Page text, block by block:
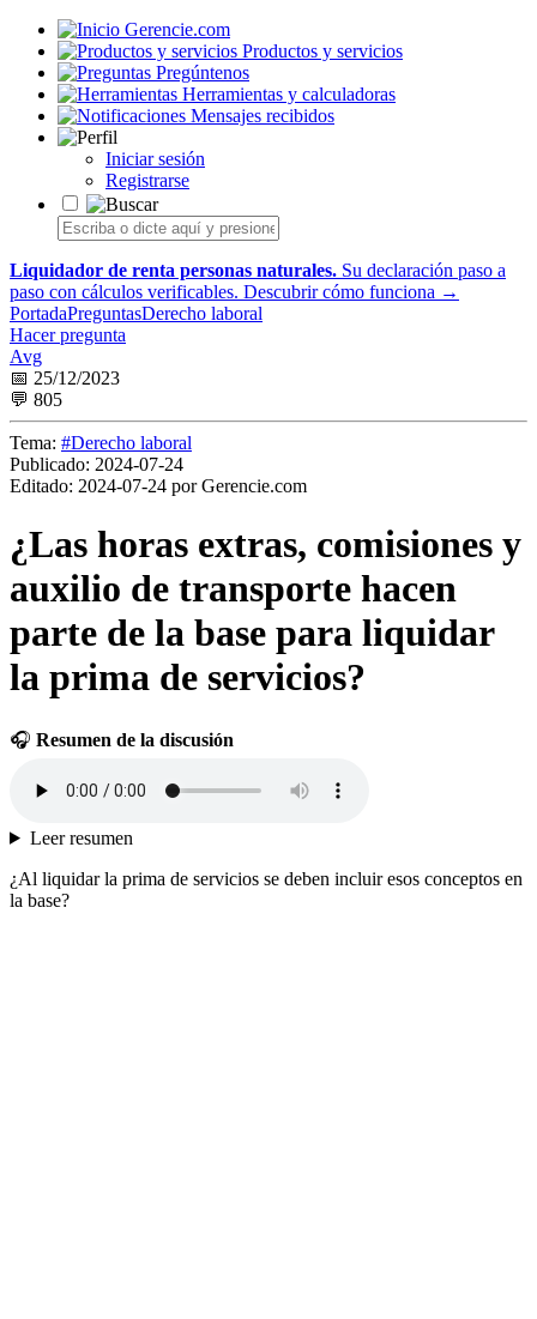
Gerencie.com
Productos y servicios
Pregúntenos
Herramientas y calculadoras
Mensajes recibidos
Iniciar sesión
Registrarse
Liquidador de renta personas naturales. Su declaración paso a
paso con cálculos verificables. Descubrir cómo funciona →
PortadaPreguntasDerecho laboral
Hacer pregunta
Avg
📅 25/12/2023
💬 805
Tema: #Derecho laboral
Publicado: 2024-07-24
Editado: 2024-07-24 por Gerencie.com
¿Las horas extras, comisiones y
auxilio de transporte hacen
parte de la base para liquidar
la prima de servicios?
🎧 Resumen de la discusión
Leer resumen
¿Al liquidar la prima de servicios se deben incluir esos conceptos en
la base?